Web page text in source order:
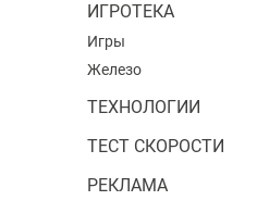
ИГРОТЕКА
Игры
Железо
ТЕХНОЛОГИИ
ТЕСТ СКОРОСТИ
РЕКЛАМА